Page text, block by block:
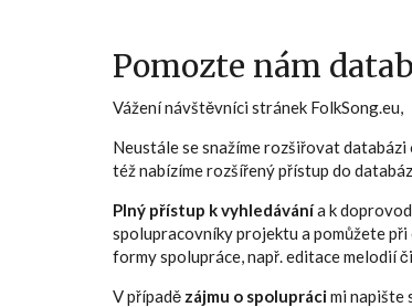
Pomozte nám
Vážení návštěvníci stránek FolkSong.eu,
Neustále se snažíme rozšiřovat
též nabízíme rozšířený přístup do
Plný přístup k vyhledávánía k
spolupracovníky projektu a pomůžete
formy spolupráce, např. editace melodií
V případě zájmu o spoluprácimi napište